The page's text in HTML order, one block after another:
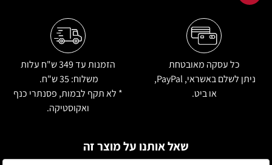
כל עסקה מאובטחת
ניתן לשלם באשראי, PayPal,
או ביט.
הזמנות עד 349 ש"ח עלות
משלוח:
‏* לא תקף לבמות, פסנתרי כנף
ואקוסטיקה.
שאל אותנו על מוצר זה